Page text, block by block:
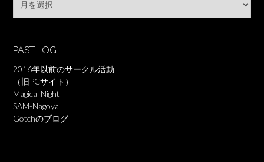
PAST LOG
2016年以前のサークル活動
（旧PCサイト）
Magical Night
SAM-Nagoya
Gotchのブログ